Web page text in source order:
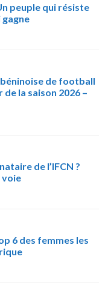
peuple qui résiste
gagne
de football
la saison 2026 –
de l’IFCN ?
voie
6 des femmes les